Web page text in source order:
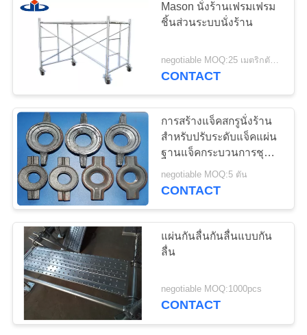
ติดต่อ
ขอ
เสนอ
ราคา
แผนผัง
เว็บไซต์
อุปกรณ์ประกอบฉาก
นั่งร้านเหล็ก
ไม้กระดานนั่งร้าน
เหล็ก
Mason นั่งร้านเฟรมเฟรม
ชิ้นส่วนระบบนั่งร้าน
CONTACT
การสร้างแจ็คสกรูนั่งร้าน
สำหรับปรับระดับแจ็คแผ่น
ฐานแจ็คกระบวนการชุบ
สังกะสีแบบจุ่มร้อน
negotiable MOQ:5 ตัน
CONTACT
แผ่นกันลื่นกันลื่นแบบกัน
ลื่น
negotiable MOQ:1000pcs
CONTACT